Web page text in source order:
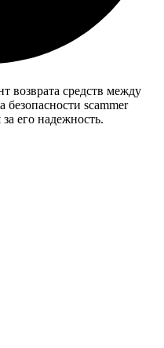
возврата средств между
scammer
его надежность.